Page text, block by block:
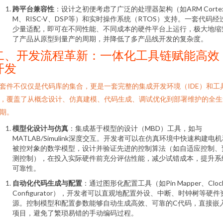
跨平台兼容性 ：设计之初便考虑了广泛的处理器架构（如ARM
M、RISC-V、DSP等）和实时操作系统（RTOS）支持。一套代码经
少量适配，即可在不同性能、不同成本的硬件平台上运行，极大地缩
了产品从原型到量产的周期，并降低了多产品线开发的复杂度。
、开发流程革新：一体化工具链赋能高效
发
件不仅仅是代码库的集合，更是一套完整的集成开发环境（IDE）和工
覆盖了从概念设计、仿真建模、代码生成、调试优化到部署维护的全
。
模型化设计与仿真 ：集成基于模型的设计（MBD）工具，如与
MATLAB/Simulink深度交互。开发者可以在仿真环境中快速构建电
被控对象的数学模型，设计并验证先进的控制算法（如自适应控制、
测控制），在投入实际硬件前充分评估性能，减少试错成本，提升系
可靠性。
自动化代码生成与配置 ：通过图形化配置工具（如Pin Mapper、
Configurator），开发者可以直观地配置外设、中断、时钟树等硬件
源。控制模型和配置参数能够自动生成高效、可靠的C代码，直接嵌
项目，避免了繁琐易错的手动编码过程。